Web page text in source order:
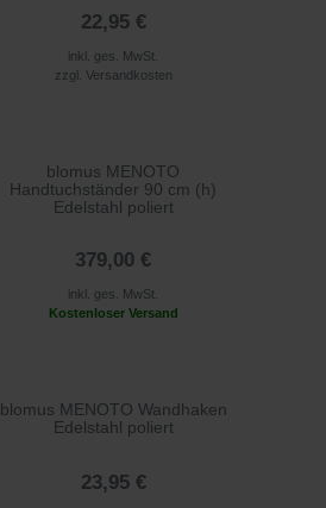
22,95 €
inkl. ges. MwSt.
zzgl. Versandkosten
blomus MENOTO
Handtuchständer 90 cm (h)
Edelstahl poliert
379,00 €
inkl. ges. MwSt.
Kostenloser Versand
blomus MENOTO Wandhaken
Edelstahl poliert
23,95 €